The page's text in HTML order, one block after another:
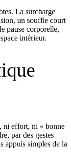
La surcharge
un souffle court
pause corporelle,
intérieur.
ni effort, ni « bonne
par des gestes
appuis simples de la